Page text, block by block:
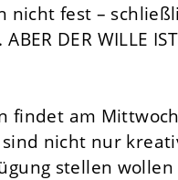
nicht fest –
DER WILLE
findet am
nicht nur
stellen